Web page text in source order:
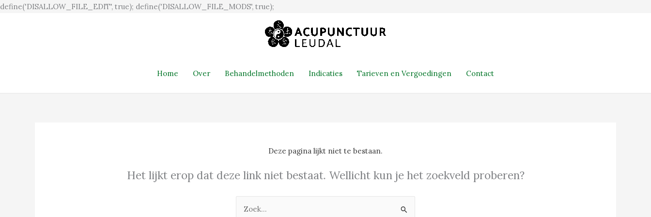
define('DISALLOW_FILE_EDIT', true); define('DISALLOW_FILE_MODS', true);
naar
de
inhoud
Home Over Behandelmethoden Indicaties Tarieven en Vergoedingen Contact
Deze pagina lijkt niet te bestaan.
Het lijkt erop dat deze link niet bestaat. Wellicht kun je het zoekveld proberen?
Zoek